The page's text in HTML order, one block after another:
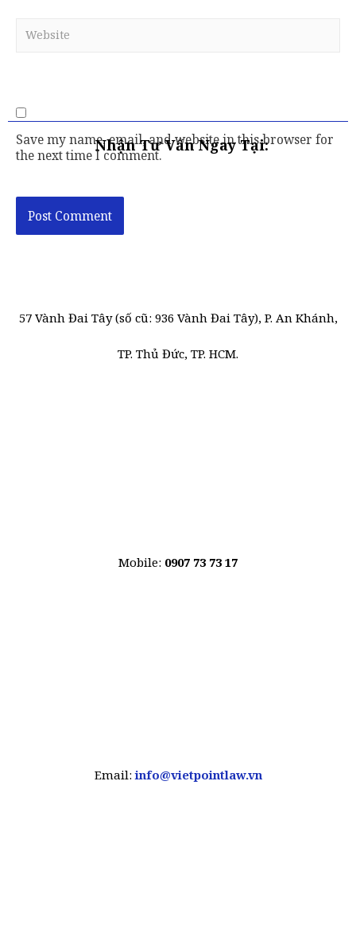
Save my name, email, and website in this browser for
the next time I comment.
Nhận Tư Vấn Ngay Tại:
57 Vành Đai Tây (số cũ: 936 Vành Đai Tây), P. An Khánh,
TP. Thủ Đức, TP. HCM.
Mobile: 0907 73 73 17
Email:info@vietpointlaw.vn